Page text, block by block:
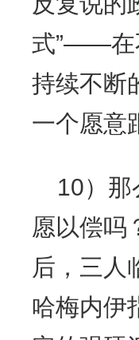
式”——在
持续不断
一个愿意
10）
愿以偿吗
后，三人
哈梅内伊